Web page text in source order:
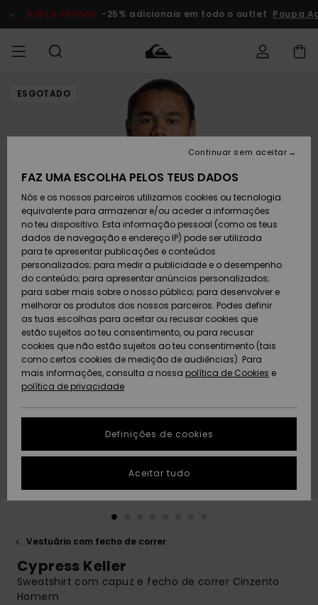
do
DUPLA PROMO -25% adicionais em todo o outlet Poupa
HOMEM Roupas
Calçado e
chinelos
Surfe/água
Snow
Artigos
recém-
chegados
Coleções
MENINO
Roupas
Calçado e
chinelos
Surfe/água
Neve
Artigos
recém-
chegados
Highlights
MULHER
Shop
chegados
Highlights
Snow
SURF
Surf Shop
Homem
Crianças
Highlights
Community
SNOW
Artigos
Neve
Homem
Artigos
Criança
Snow Shop
Feminino
Highlights
Community
DUPLA
PROMO
Outlet
Homem
Criança
Outlet
Mulher
AJUDA
Acede à tua
encomenda
Devoluções
Pagamento
Cartão
presente
Quiksilver
Freedom
Protecção de
dados
Guia de
tamanhos
conversa para
obteres a
resposta mais
conversa
SUSTAINABILITY
PRESENTE
DESEJO
ESGOTADO
Vestuário com fecho de correr
Cypress Keller
Sweatshirt com capuz e fecho de correr Cinzento
Homem
FAZ UMA ESCOLHA PELOS TEUS DADOS
Nós e os nossos parceiros utilizamos cookies ou tecnologia
equivalente para armazenar e/ou aceder a informações
no teu dispositivo. Esta informação pessoal (como os teus
dados de navegação e endereço IP) pode ser utilizada
para te apresentar publicações e conteúdos
personalizados; para medir a publicidade e o desempenho
do conteúdo; para apresentar anúncios personalizados;
para saber mais sobre o nosso público; para desenvolver e
melhorar os produtos dos nossos parceiros. Podes definir
as tuas escolhas para aceitar ou recusar cookies que
estão sujeitos ao teu consentimento, ou para recusar
cookies que não estão sujeitos ao teu consentimento (tais
como certos cookies de medição de audiências). Para
mais informações, consulta a nossa política de Cookies e
política de privacidade
Definições de cookies
Continuar sem aceitar
Aceitar tudo